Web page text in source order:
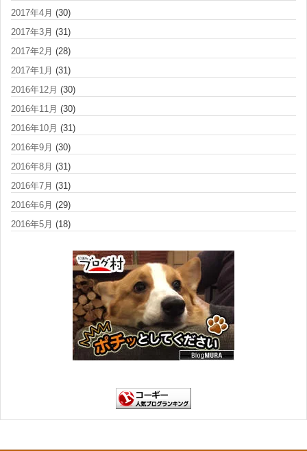
2017年4月 (30)
2017年3月 (31)
2017年2月 (28)
2017年1月 (31)
2016年12月 (30)
2016年11月 (30)
2016年10月 (31)
2016年9月 (30)
2016年8月 (31)
2016年7月 (31)
2016年6月 (29)
2016年5月 (18)